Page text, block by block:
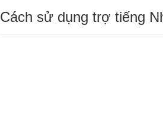
Cách sử dụng trợ tiếng